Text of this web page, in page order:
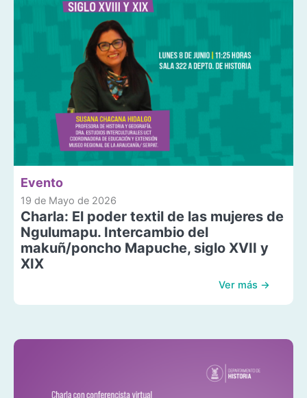
Evento
19 de Mayo de 2026
Charla: El poder textil de las mujeres de
Ngulumapu. Intercambio del
makuñ/poncho Mapuche, siglo XVII y
XIX
Ver más →